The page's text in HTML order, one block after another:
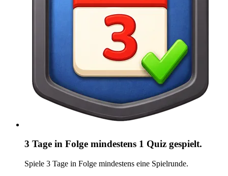
3 Tage in Folge mindestens 1 Quiz gespielt.
Spiele 3 Tage in Folge mindestens eine Spielrunde.